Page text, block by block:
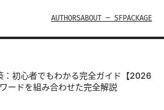
AUTHORSABOUT — SFPACKAGE
初心者でもわかる完全ガイド【2026
ードを組み合わせた完全解説